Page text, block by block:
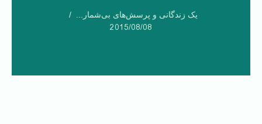
یک زندگانی و پرسش‌های بی‌شمار...
2015/08/08